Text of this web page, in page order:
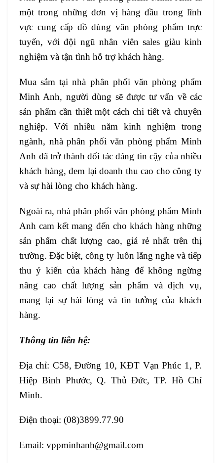
một trong những đơn vị hàng đầu trong lĩnh
vực cung cấp đồ dùng văn phòng phẩm trực
tuyến, với đội ngũ nhân viên sales giàu kinh
nghiệm và tận tình hỗ trợ khách hàng.
Mua sắm tại nhà phân phối văn phòng phẩm
Minh Anh, người dùng sẽ được tư vấn về các
sản phẩm cần thiết một cách chi tiết và chuyên
nghiệp. Với nhiều năm kinh nghiệm trong
ngành, nhà phân phối văn phòng phẩm Minh
Anh đã trở thành đối tác đáng tin cậy của nhiều
khách hàng, đem lại doanh thu cao cho công ty
và sự hài lòng cho khách hàng.
Ngoài ra, nhà phân phối văn phòng phẩm Minh
Anh cam kết mang đến cho khách hàng những
sản phẩm chất lượng cao, giá rẻ nhất trên thị
trường. Đặc biệt, công ty luôn lắng nghe và tiếp
thu ý kiến của khách hàng để không ngừng
nâng cao chất lượng sản phẩm và dịch vụ,
mang lại sự hài lòng và tin tưởng của khách
hàng.
Thông tin liên hệ:
Địa chỉ: C58, Đường 10, KĐT Vạn Phúc 1, P.
Hiệp Bình Phước, Q. Thủ Đức, TP. Hồ Chí
Minh.
Điện thoại: (08)3899.77.90
Email: vppminhanh@gmail.com